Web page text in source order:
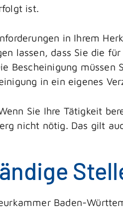
ist.
in Ihrem
lassen, dass Sie die
Bescheinigung müssen
in ein eigenes
Sie Ihre Tätigkeit
nicht nötig. Das gilt
Baden-